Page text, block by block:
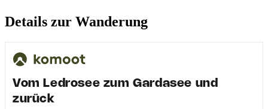
Details zur Wanderung